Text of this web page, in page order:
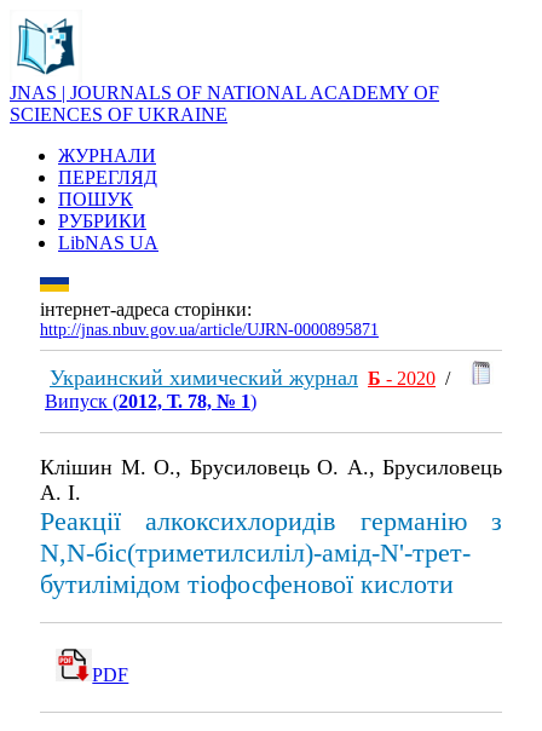
JNAS | JOURNALS OF NATIONAL ACADEMY OF
SCIENCES OF UKRAINE
ЖУРНАЛИ
ПЕРЕГЛЯД
ПОШУК
РУБРИКИ
LibNAS UA
інтернет-адреса сторінки:
http://jnas.nbuv.gov.ua/article/UJRN-0000895871
Украинский химический журнал Б - 2020 /
Випуск (2012, Т. 78, № 1)
Клішин М. О., Брусиловець О. А., Брусиловець
А. І.
Реакції алкоксихлоридів германію з
N,N-біс(триметилсиліл)-амід-N'-трет-
бутилімідом тіофосфенової кислоти
PDF